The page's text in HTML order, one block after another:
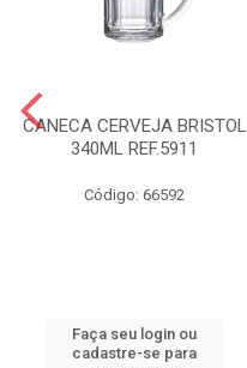
CANECA CERVEJA BRISTOL
340ML REF.5911
Código: 66592
Faça seu login ou
cadastre-se para